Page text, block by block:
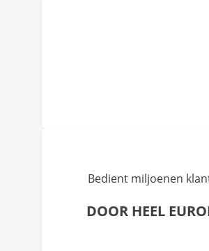
Bedient miljoenen
DOOR HEEL